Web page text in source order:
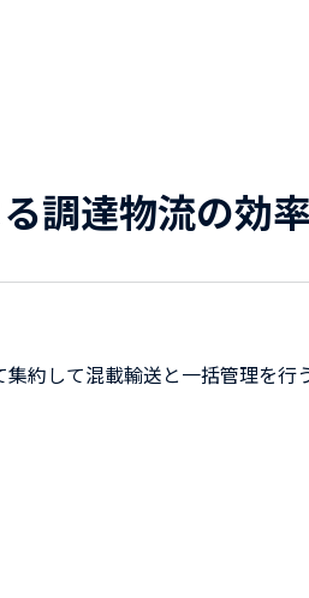
調達物流の効
約して混載輸送と一括管理を